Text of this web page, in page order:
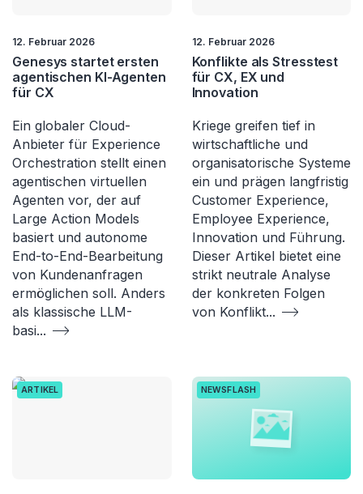
12. Februar 2026
Genesys startet ersten
agentischen KI-Agenten
für CX
Ein globaler Cloud-
Anbieter für Experience
Orchestration stellt einen
agentischen virtuellen
Agenten vor, der auf
Large Action Models
basiert und autonome
End-to-End-Bearbeitung
von Kundenanfragen
ermöglichen soll. Anders
als klassische LLM-
basi...
12. Februar 2026
Konflikte als Stresstest
für CX, EX und
Innovation
Kriege greifen tief in
wirtschaftliche und
organisatorische Systeme
ein und prägen langfristig
Customer Experience,
Employee Experience,
Innovation und Führung.
Dieser Artikel bietet eine
strikt neutrale Analyse
der konkreten Folgen
von Konflikt...
ARTIKEL NEWSFLASH